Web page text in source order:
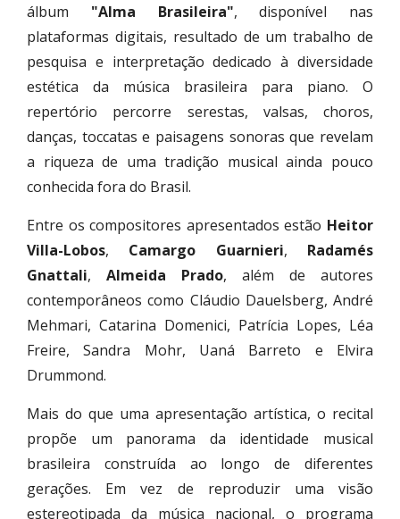
álbum "Alma Brasileira", disponível nas
plataformas digitais, resultado de um trabalho de
pesquisa e interpretação dedicado à diversidade
estética da música brasileira para piano. O
repertório percorre serestas, valsas, choros,
danças, toccatas e paisagens sonoras que revelam
a riqueza de uma tradição musical ainda pouco
conhecida fora do Brasil.
Entre os compositores apresentados estão Heitor
Villa-Lobos, Camargo Guarnieri, Radamés
Gnattali, Almeida Prado, além de autores
contemporâneos como Cláudio Dauelsberg, André
Mehmari, Catarina Domenici, Patrícia Lopes, Léa
Freire, Sandra Mohr, Uaná Barreto e Elvira
Drummond.
Mais do que uma apresentação artística, o recital
propõe um panorama da identidade musical
brasileira construída ao longo de diferentes
gerações. Em vez de reproduzir uma visão
estereotipada da música nacional, o programa